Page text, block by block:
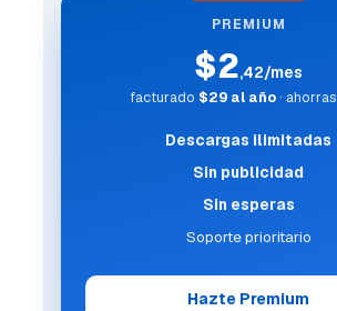
PREMIUM
$2,42/mes
facturado $29 al año·
Descargas ilimitadas
Sin publicidad
Sin esperas
Soporte prioritario
Hazte Premium